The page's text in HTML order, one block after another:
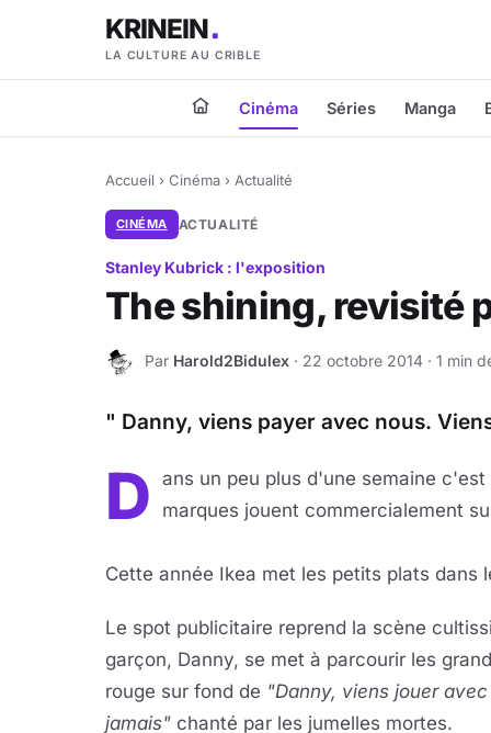
KRINEIN
LA CULTURE AU CRIBLE
Cinéma Séries Manga
Accueil › Cinéma › Actualité
CINÉMA ACTUALITÉ
Stanley Kubrick : l'exposition
The shining, revisité
H Par Harold2Bidulex · 22 octobre 2014 · 1 min
" Danny, viens payer avec nous.
D ans un peu plus d'une semaine
marques jouent commercialement
Cette année Ikea met les petits plats dans
Le spot publicitaire reprend la scène
garçon, Danny, se met à parcourir les
rouge sur fond de "Danny, viens jouer
jamais" chanté par les jumelles mortes.